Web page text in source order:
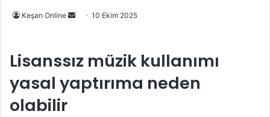
Keşan Online
Bir
göndermek
10 Ekim 2025
Lisanssız müzik kullanımı
yasal yaptırıma neden
olabilir